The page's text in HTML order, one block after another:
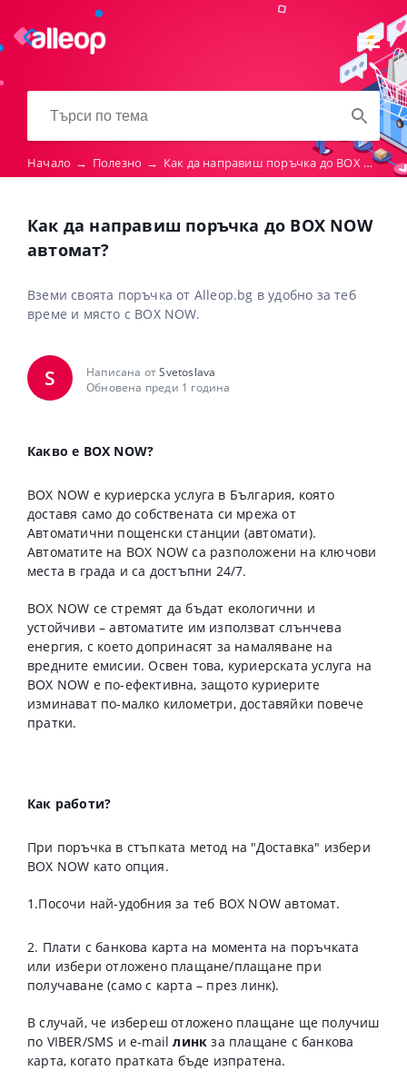
Начало → Полезно → Как да направиш поръчка до BOX NOW автомат?
Как да направиш поръчка до BOX NOW
автомат?
Вземи своята поръчка от Alleop.bg в удобно за теб
време и място с BOX NOW.
S Написана отSvetoslava
Обновена преди 1 година
Какво е BOX NOW?
BOX NOW е куриерска услуга в България, която
доставя само до собствената си мрежа от
Автоматични пощенски станции (автомати).
Автоматите на BOX NOW са разположени на ключови
места в града и са достъпни 24/7.
BOX NOW се стремят да бъдат екологични и
устойчиви – автоматите им използват слънчева
енергия, с което допринасят за намаляване на
вредните емисии. Освен това, куриерската услуга на
BOX NOW е по-ефективна, защото куриерите
изминават по-малко километри, доставяйки повече
пратки.
Как работи?
При поръчка в стъпката метод на "Доставка" избери
BOX NOW като опция.
1.Посочи най-удобния за теб BOX NOW автомат.
2. Плати с банкова карта на момента на поръчката
или избери отложено плащане/плащане при
получаване (само с карта – през линк).
В случай, че избереш отложено плащане ще получиш
по VIBER/SMS и e-mailлинк за плащане с банкова
карта, когато пратката бъде изпратена.